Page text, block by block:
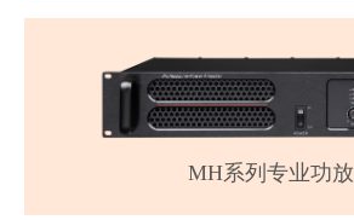
MH系列专业功放